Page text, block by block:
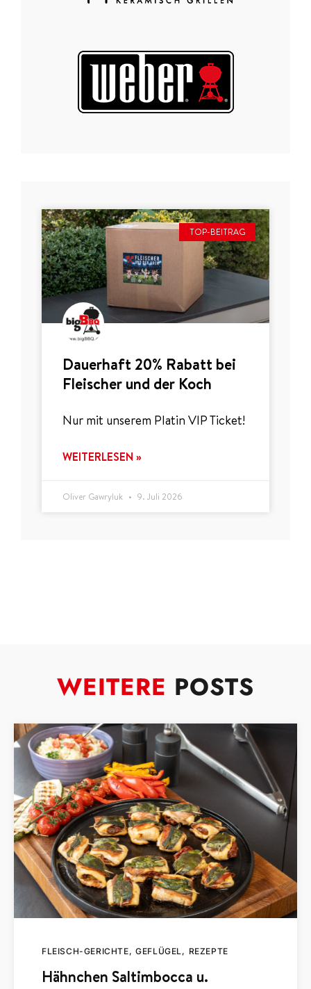
TOP-BEITRAG
Dauerhaft 20% Rabatt bei
Fleischer und der Koch
Nur mit unserem Platin VIP Ticket!
WEITERLESEN »
Oliver Gawryluk 9. Juli 2026
WEITERE POSTS
FLEISCH-GERICHTE GEFLÜGEL REZEPTE
Hähnchen Saltimbocca u.